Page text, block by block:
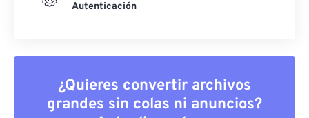
Autenticación
¿Quieres convertir archivos
grandes sin colas ni anuncios?